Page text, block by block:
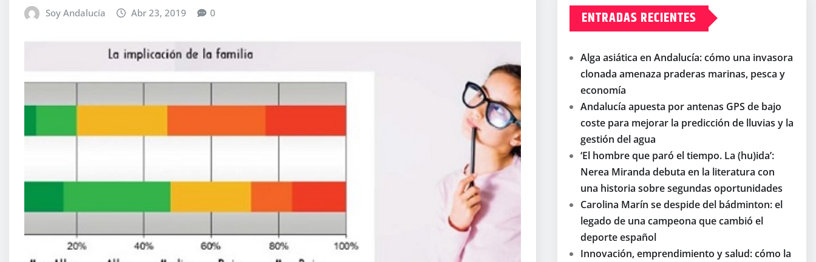
Soy Andalucía Abr 23, 2019 0 ENTRADAS RECIENTES
Alga asiática en Andalucía: cómo una invasora
clonada amenaza praderas marinas, pesca y
economía
Andalucía apuesta por antenas GPS de bajo
coste para mejorar la predicción de lluvias y la
gestión del agua
‘El hombre que paró el tiempo. La (hu)ida’:
Nerea Miranda debuta en la literatura con
una historia sobre segundas oportunidades
Carolina Marín se despide del bádminton: el
legado de una campeona que cambió el
deporte español
Innovación, emprendimiento y salud: cómo la